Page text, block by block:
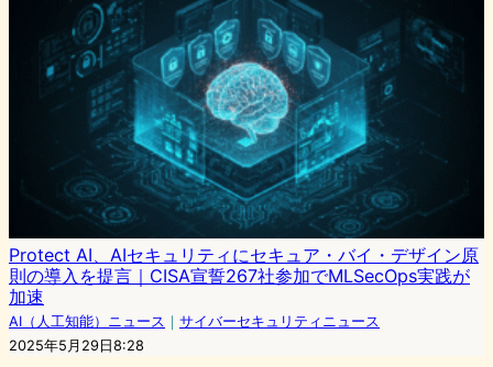
Protect AI、AIセキュリティにセキュア・バイ・デザイン原
則の導入を提言｜CISA宣誓267社参加でMLSecOps実践が
加速
AI（人工知能）ニュース ｜ サイバーセキュリティニュース
2025年5月29日8:28